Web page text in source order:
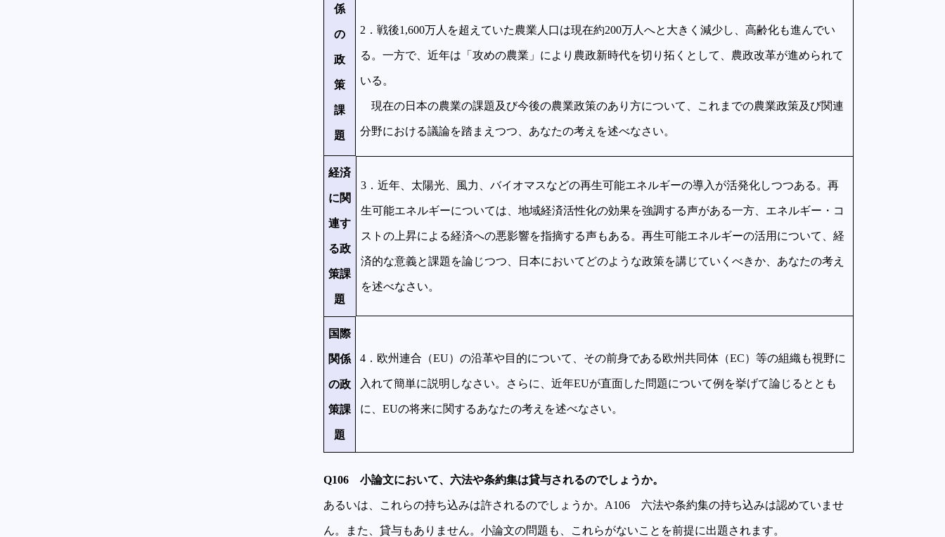
係
の
政
策
課
題
2．戦後1,600万人を超えていた農業人口は現在約200万人へと大きく減少し、高齢化も進んでい
る。一方で、近年は「攻めの農業」により農政新時代を切り拓くとして、農政改革が進められて
いる。
現在の日本の農業の課題及び今後の農業政策のあり方について、これまでの農業政策及び関連
分野における議論を踏まえつつ、あなたの考えを述べなさい。
経済
に関
連す
る政
策課
題
3．近年、太陽光、風力、バイオマスなどの再生可能エネルギーの導入が活発化しつつある。再
生可能エネルギーについては、地域経済活性化の効果を強調する声がある一方、エネルギー・コ
ストの上昇による経済への悪影響を指摘する声もある。再生可能エネルギーの活用について、経
済的な意義と課題を論じつつ、日本においてどのような政策を講じていくべきか、あなたの考え
を述べなさい。
国際
関係
の政
策課
題
4．欧州連合（EU）の沿革や目的について、その前身である欧州共同体（EC）等の組織も視野に
入れて簡単に説明しなさい。さらに、近年EUが直面した問題について例を挙げて論じるととも
に、EUの将来に関するあなたの考えを述べなさい。
Q106 小論文において、六法や条約集は貸与されるのでしょうか。
あるいは、これらの持ち込みは許されるのでしょうか。A106 六法や条約集の持ち込みは認めていませ
ん。また、貸与もありません。小論文の問題も、これらがないことを前提に出題されます。